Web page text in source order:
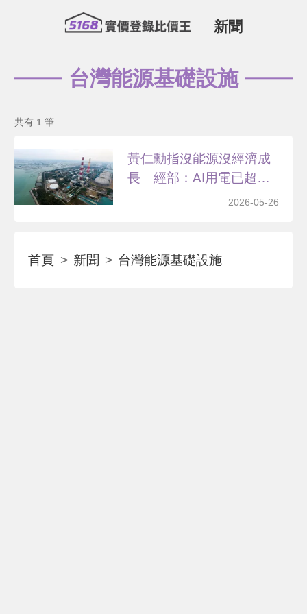
新聞
台灣能源基礎設施
共有 1 筆
黃仁勳指沒能源沒經濟成
長 經部：AI用電已超
2026-05-26
首頁 新聞 台灣能源基礎設施